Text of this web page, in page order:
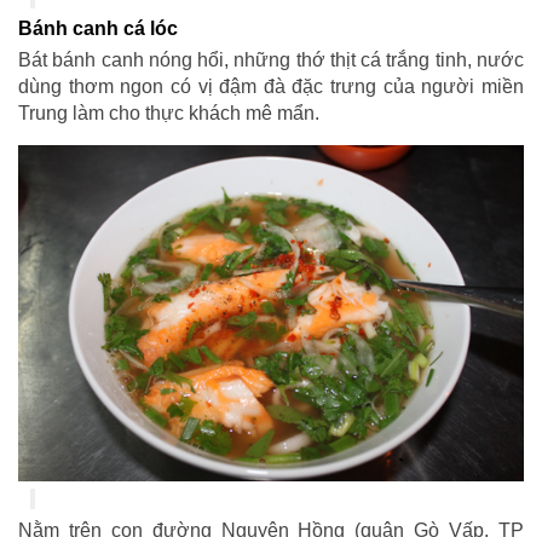
Bánh canh cá lóc
Bát bánh canh nóng hổi, những thớ thịt cá trắng tinh, nước
dùng thơm ngon có vị đậm đà đặc trưng của người miền
Trung làm cho thực khách mê mẩn.
Nằm trên con đường Nguyên Hồng (quận Gò Vấp, TP